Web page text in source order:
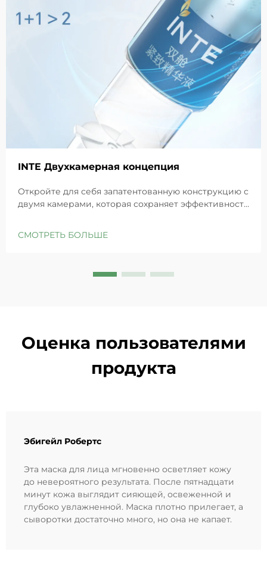
INTE Двухкамерная концепция
Откройте для себя запатентованную конструкцию с
двумя камерами, которая сохраняет эффективность
восстанавливает барьеры чувствительной кожи.
СМОТРЕТЬ БОЛЬШЕ
Оценка пользователями
продукта
Эбигейл Робертс
Эта маска для лица мгновенно осветляет кожу
до невероятного результата. После пятнадцати
минут кожа выглядит сияющей, освеженной и
глубоко увлажненной. Маска плотно прилегает, а
сыворотки достаточно много, но она не капает.